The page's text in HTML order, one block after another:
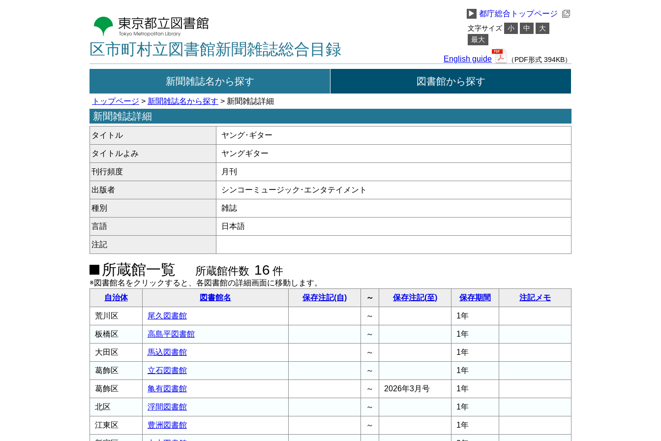
区市町村立図書館新聞雑誌総合目録
▶ 都庁総合トップページ
文字サイズ 小 中
大
最大
English guide （PDF形式 394KB）
新聞雑誌名から探す 図書館から探す
トップページ > 新聞雑誌名から探す > 新聞雑誌詳細
新聞雑誌詳細
タイトル ヤング･ギター
タイトルよみ ヤングギター
刊行頻度 月刊
出版者 シンコーミュージック･エンタテイメント
種別 雑誌
言語 日本語
注記
所蔵館一覧 所蔵館件数 16 件
※図書館名をクリックすると、各図書館の詳細画面に移動します。
自治体
図書館名 保存注記(自) ～ 保存注記(至) 保存期間 注記メモ
荒川区 尾久図書館 ～ 1年
板橋区 高島平図書館 ～ 1年
大田区 馬込図書館 ～ 1年
葛飾区 立石図書館 ～ 1年
葛飾区 亀有図書館 ～ 2026年3月号 1年
北区 浮間図書館 ～ 1年
江東区 豊洲図書館 ～ 1年